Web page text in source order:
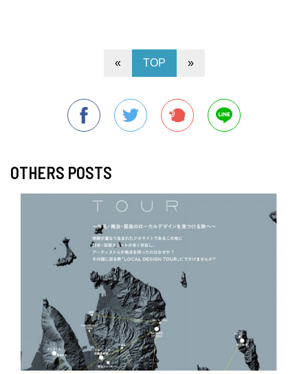
« TOP »
OTHERS POSTS